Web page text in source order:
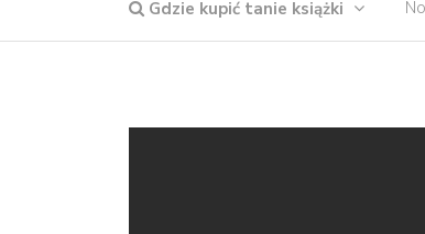
Gdzie kupić tanie książki